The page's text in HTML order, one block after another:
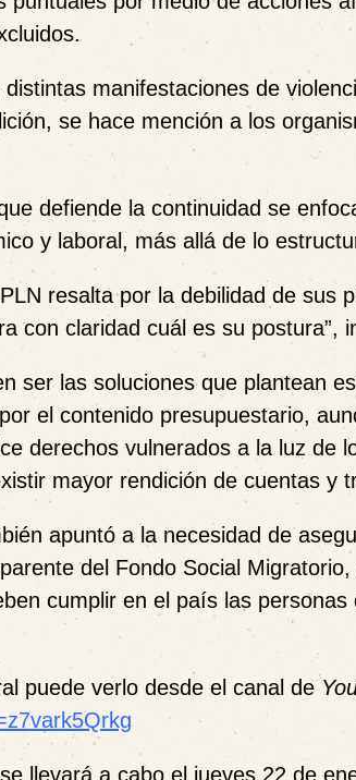
manifestaciones de
se hace mención a los
defiende la continuidad se
y laboral, más allá de lo
resalta por la debilidad de sus
con claridad cuál es su postura”,
ser las soluciones que plantean
el contenido presupuestario,
derechos vulnerados a la luz de
mayor rendición de cuentas y
apuntó a la necesidad de
del Fondo Social
cumplir en el país las personas
puede verlo desde el canal de
llevará a cabo el jueves 22 de